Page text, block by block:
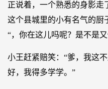
正说着，一个熟悉的身影走
这个县城里的小有名气的厨
“，你在这儿吗呢？是不是
小王赶紧赔笑：“爹，我这
好，我得多学学。”